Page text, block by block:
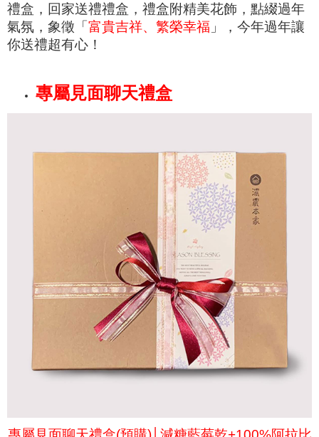
禮盒，回家送禮禮盒，禮盒附精美花飾，點綴過年
氣氛，象徵「富貴吉祥、繁榮幸福 」，今年過年讓
你送禮超有心！
專屬見面聊天禮盒